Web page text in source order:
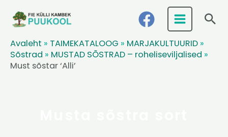
Avaleht » TAIMEKATALOOG » MARJAKULTUURID »
Sõstrad » MUSTAD SÕSTRAD – roheliseviljalised »
Must sõstar ‘Alli’